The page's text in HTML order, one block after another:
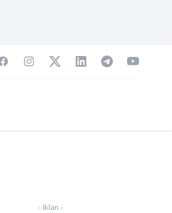
InstagramTwitterLinkedInTelegramYouTube
- Iklan -